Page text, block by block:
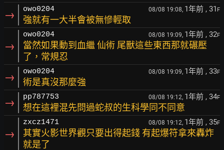
→ owo0204 08/08 19:08, 1年前 , 31 F
強就有一大半會被無慘輕取
→
owo0204 08/08 19:09, 1年前 , 32F
當然如果動到血繼 仙術 尾獸這些東西那就碾壓
了，常規忍
→ owo0204 08/08 19:09, 1年前 , 33F
術是真沒那麼強
→ pp787753 08/08 19:12, 1年前 , 34F
想在這裡混先問過蛇叔的生科學同不同意
→
zxcz1471 08/08 19:12, 1年前 , 35F
其實火影世界觀只要出得起錢 有起爆符拿來轟炸
就是了